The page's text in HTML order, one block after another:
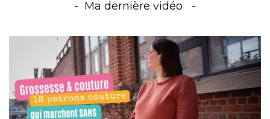
Ma dernière vidéo